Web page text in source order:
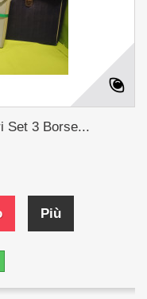
Set 3 Borse...
Più